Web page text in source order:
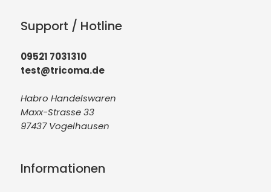
Support / Hotline
09521 7031310
test@tricoma.de
Habro Handelswaren
Maxx-Strasse 33
97437 Vogelhausen
Informationen